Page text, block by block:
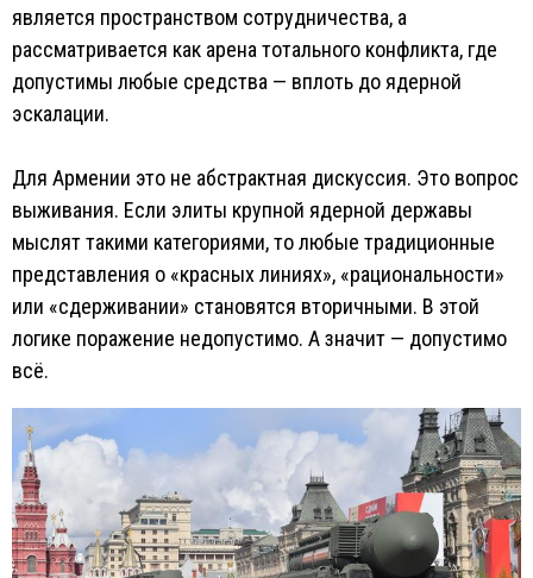
является пространством сотрудничества, а
рассматривается как арена тотального конфликта, где
допустимы любые средства — вплоть до ядерной
эскалации.
Для Армении это не абстрактная дискуссия. Это вопрос
выживания. Если элиты крупной ядерной державы
мыслят такими категориями, то любые традиционные
представления о «красных линиях», «рациональности»
или «сдерживании» становятся вторичными. В этой
логике поражение недопустимо. А значит — допустимо
всё.